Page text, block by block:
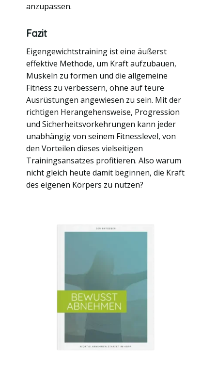
anzupassen.
Fazit
Eigengewichtstraining ist eine äußerst
effektive Methode, um Kraft aufzubauen,
Muskeln zu formen und die allgemeine
Fitness zu verbessern, ohne auf teure
Ausrüstungen angewiesen zu sein. Mit der
richtigen Herangehensweise, Progression
und Sicherheitsvorkehrungen kann jeder
unabhängig von seinem Fitnesslevel, von
den Vorteilen dieses vielseitigen
Trainingsansatzes profitieren. Also warum
nicht gleich heute damit beginnen, die Kraft
des eigenen Körpers zu nutzen?